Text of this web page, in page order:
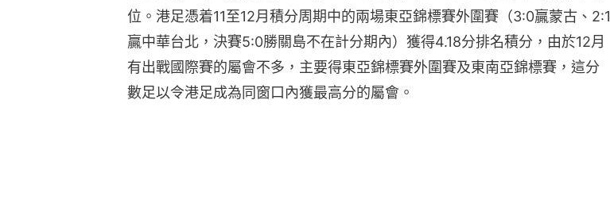
位。港足憑着11至12月積分周期中的兩場東亞錦標賽外圍賽（3:0贏蒙古、2:1
贏中華台北，決賽5:0勝關島不在計分期內）獲得4.18分排名積分，由於12月
有出戰國際賽的屬會不多，主要得東亞錦標賽外圍賽及東南亞錦標賽，這分
數足以令港足成為同窗口內獲最高分的屬會。